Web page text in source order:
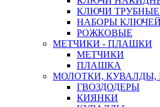
КЛЮЧИ
НАБОРЫ КЛЮЧЕЙ
РОЖКОВЫЕ
МЕТЧИКИ - ПЛАШКИ
МЕТЧИКИ
ПЛАШКА
МОЛОТКИ, КУВАЛДЫ,
ГВОЗДОДЕРЫ
КИЯНКИ